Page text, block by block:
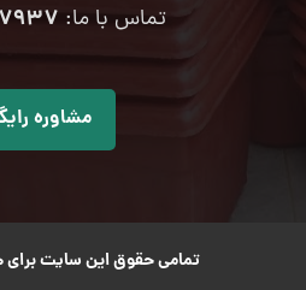
تماس با ما:
مشاوره
تمامی حقوق این سایت